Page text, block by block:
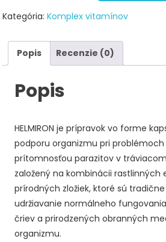
Kategória:Komplex vitamínov
Popis Recenzie (0)
Popis
HELMIRON je prípravok vo forme
podporu organizmu pri problémoch
prítomnosťou parazitov v
založený na kombinácii rastlinných
prírodných zložiek, ktoré sú
udržiavanie normálneho
čriev a prirodzených obranných
organizmu.